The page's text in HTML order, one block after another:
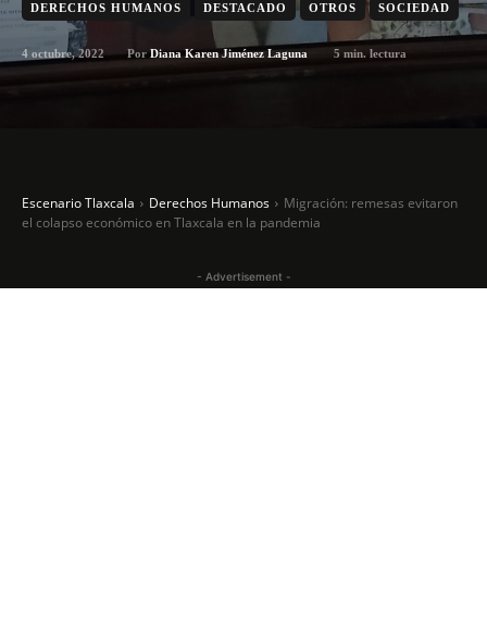
DERECHOS HUMANOS DESTACADO OTROS SOCIEDAD
4 octubre, 2022 Por Diana Karen Jiménez Laguna 5 min. lectura
Escenario Tlaxcala Derechos Humanos
Migración: remesas evitaron
el colapso económico en Tlaxcala en la pandemia
- Advertisement -